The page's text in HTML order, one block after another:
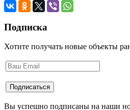
Подписка
Хотите получать новые объекты
Вы успешно подписаны на наши